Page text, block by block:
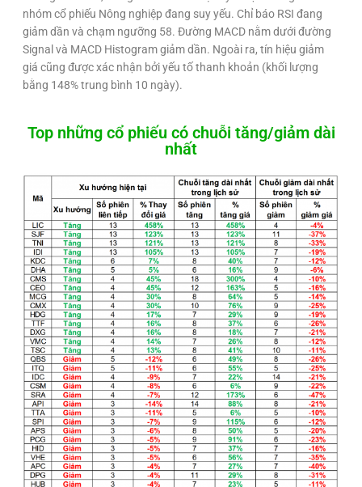
nhóm cổ phiếu Nông nghiệp đang suy yếu. Chỉ báo RSI đang
giảm dần và chạm ngưỡng 58. Đường MACD nằm dưới đường
Signal và MACD Histogram giảm dần. Ngoài ra, tín hiệu giảm
giá cũng được xác nhận bởi yếu tố thanh khoản (khối lượng
bằng 148% trung bình 10 ngày).
Top những cổ phiếu có chuỗi tăng/giảm dài
nhất